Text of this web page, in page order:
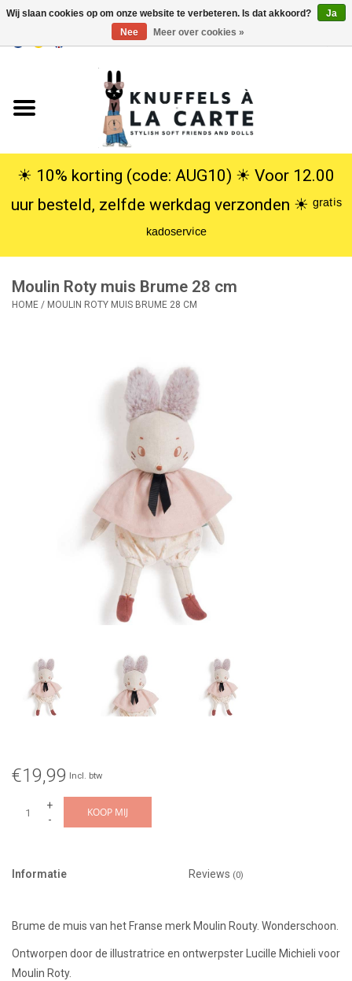
USD
Knuffels
Poppen
SALE
Cadeauservice
☀︎ 10% korting (code: AUG10) ☀︎ Voor 12.00
uur besteld, zelfde werkdag verzonden ☀︎ ᵍʳᵃᵗⁱˢ
ᵏᵃᵈᵒˢᵉʳᵛⁱᶜᵉ
Moulin Roty muis Brume 28 cm
HOME / MOULIN ROTY MUIS BRUME 28 CM
€19,99 Incl. btw
+
-
KOOP MIJ
Informatie Reviews (0)
Brume de muis van het Franse merk Moulin Routy. Wonderschoon.
Ontworpen door de illustratrice en ontwerpster Lucille Michieli voor
Moulin Roty.
Wij slaan cookies op om onze website te verbeteren. Is dat akkoord?
Ja
Nee
Meer over cookies »